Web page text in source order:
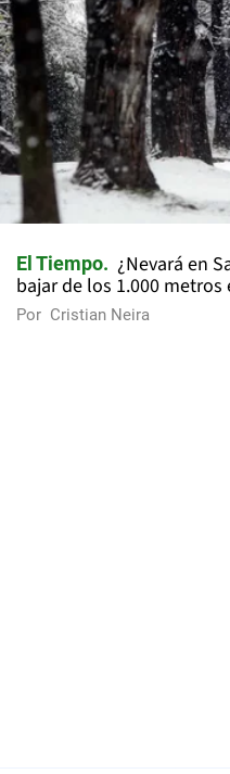
El Tiempo
¿Nevará en
bajar de los 1.000
Por Cristian Neira